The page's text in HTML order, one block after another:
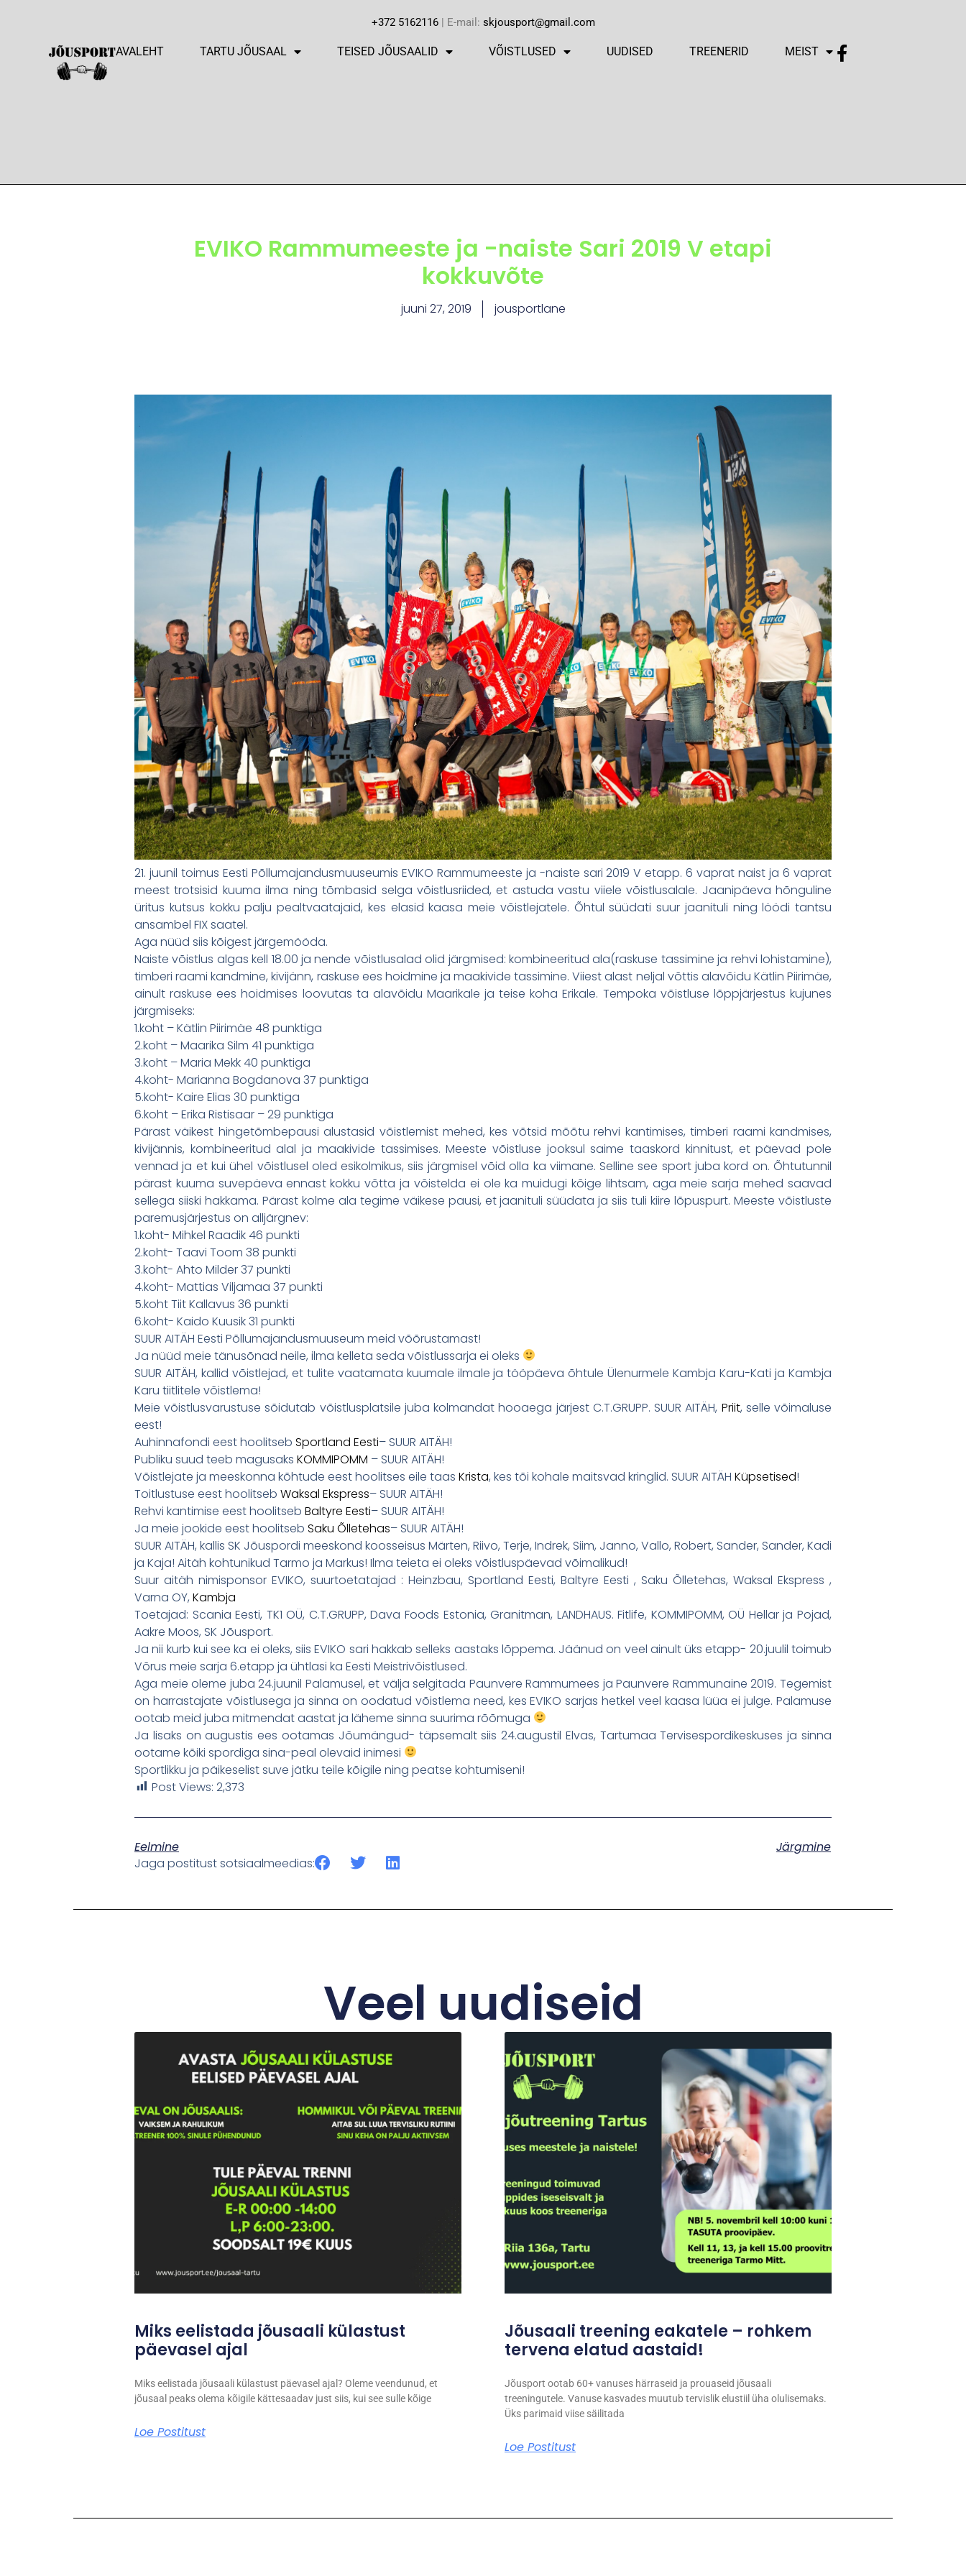
+372 5162116| E-mail: skjousport@gmail.com
AVALEHT TARTU JÕUSAAL TEISED JÕUSAALID VÕISTLUSED UUDISED TREENERID MEIST
EVIKO Rammumeeste ja -naiste Sari 2019 V etapi
kokkuvõte
juuni 27, 2019 jousportlane
21. juunil toimus Eesti Põllumajandusmuuseumis EVIKO Rammumeeste ja -naiste sari 2019 V etapp. 6 vaprat naist ja 6 vaprat
meest trotsisid kuuma ilma ning tõmbasid selga võistlusriided, et astuda vastu viiele võistlusalale. Jaanipäeva hõnguline
üritus kutsus kokku palju pealtvaatajaid, kes elasid kaasa meie võistlejatele. Õhtul süüdati suur jaanituli ning löödi tantsu
ansambel FIX saatel.
Aga nüüd siis kõigest järgemööda.
Naiste võistlus algas kell 18.00 ja nende võistlusalad olid järgmised: kombineeritud ala(raskuse tassimine ja rehvi lohistamine),
timberi raami kandmine, kivijänn, raskuse ees hoidmine ja maakivide tassimine. Viiest alast neljal võttis alavõidu Kätlin Piirimäe,
ainult raskuse ees hoidmises loovutas ta alavõidu Maarikale ja teise koha Erikale. Tempoka võistluse lõppjärjestus kujunes
järgmiseks:
1.koht – Kätlin Piirimäe 48 punktiga
2.koht – Maarika Silm 41 punktiga
3.koht – Maria Mekk 40 punktiga
4.koht- Marianna Bogdanova 37 punktiga
5.koht- Kaire Elias 30 punktiga
6.koht – Erika Ristisaar – 29 punktiga
Pärast väikest hingetõmbepausi alustasid võistlemist mehed, kes võtsid mõõtu rehvi kantimises, timberi raami kandmises,
kivijännis, kombineeritud alal ja maakivide tassimises. Meeste võistluse jooksul saime taaskord kinnitust, et päevad pole
vennad ja et kui ühel võistlusel oled esikolmikus, siis järgmisel võid olla ka viimane. Selline see sport juba kord on. Õhtutunnil
pärast kuuma suvepäeva ennast kokku võtta ja võistelda ei ole ka muidugi kõige lihtsam, aga meie sarja mehed saavad
sellega siiski hakkama. Pärast kolme ala tegime väikese pausi, et jaanituli süüdata ja siis tuli kiire lõpuspurt. Meeste võistluste
paremusjärjestus on alljärgnev:
1.koht- Mihkel Raadik 46 punkti
2.koht- Taavi Toom 38 punkti
3.koht- Ahto Milder 37 punkti
4.koht- Mattias Viljamaa 37 punkti
5.koht Tiit Kallavus 36 punkti
6.koht- Kaido Kuusik 31 punkti
SUUR AITÄH Eesti Põllumajandusmuuseum meid võõrustamast!
Ja nüüd meie tänusõnad neile, ilma kelleta seda võistlussarja ei oleks
SUUR AITÄH, kallid võistlejad, et tulite vaatamata kuumale ilmale ja tööpäeva õhtule Ülenurmele Kambja Karu-Kati ja Kambja
Karu tiitlitele võistlema!
Meie võistlusvarustuse sõidutab võistlusplatsile juba kolmandat hooaega järjest C.T.GRUPP. SUUR AITÄH, Priit, selle võimaluse
eest!
Auhinnafondi eest hoolitseb Sportland Eesti– SUUR AITÄH!
Publiku suud teeb magusaks KOMMIPOMM – SUUR AITÄH!
Võistlejate ja meeskonna kõhtude eest hoolitses eile taas Krista, kes tõi kohale maitsvad kringlid. SUUR AITÄH Küpsetised!
Toitlustuse eest hoolitseb Waksal Ekspress– SUUR AITÄH!
Rehvi kantimise eest hoolitseb Baltyre Eesti– SUUR AITÄH!
Ja meie jookide eest hoolitseb Saku Õlletehas– SUUR AITÄH!
SUUR AITÄH, kallis SK Jõuspordi meeskond koosseisus Märten, Riivo, Terje, Indrek, Siim, Janno, Vallo, Robert, Sander, Sander, Kadi
ja Kaja! Aitäh kohtunikud Tarmo ja Markus! Ilma teieta ei oleks võistluspäevad võimalikud!
Suur aitäh nimisponsor EVIKO, suurtoetatajad : Heinzbau, Sportland Eesti, Baltyre Eesti , Saku Õlletehas, Waksal Ekspress ,
Varna OY, Kambja
Toetajad: Scania Eesti, TK1 OÜ, C.T.GRUPP, Dava Foods Estonia, Granitman, LANDHAUS. Fitlife, KOMMIPOMM, OÜ Hellar ja Pojad,
Aakre Moos, SK Jõusport.
Ja nii kurb kui see ka ei oleks, siis EVIKO sari hakkab selleks aastaks lõppema. Jäänud on veel ainult üks etapp- 20.juulil toimub
Võrus meie sarja 6.etapp ja ühtlasi ka Eesti Meistrivõistlused.
Aga meie oleme juba 24.juunil Palamusel, et välja selgitada Paunvere Rammumees ja Paunvere Rammunaine 2019. Tegemist
on harrastajate võistlusega ja sinna on oodatud võistlema need, kes EVIKO sarjas hetkel veel kaasa lüüa ei julge. Palamuse
ootab meid juba mitmendat aastat ja läheme sinna suurima rõõmuga
Ja lisaks on augustis ees ootamas Jõumängud- täpsemalt siis 24.augustil Elvas, Tartumaa Tervisespordikeskuses ja sinna
ootame kõiki spordiga sina-peal olevaid inimesi
Sportlikku ja päikeselist suve jätku teile kõigile ning peatse kohtumiseni!
Post Views: 2,373
Eelmine
Järgmine
Jaga postitust sotsiaalmeedias:
Veel uudiseid
Miks eelistada jõusaali külastust
päevasel ajal
Miks eelistada jõusaali külastust päevasel ajal? Oleme veendunud, et
jõusaal peaks olema kõigile kättesaadav just siis, kui see sulle kõige
Loe Postitust
Jõusaali treening eakatele – rohkem
tervena elatud aastaid!
Jõusport ootab 60+ vanuses härraseid ja prouaseid jõusaali
treeningutele. Vanuse kasvades muutub tervislik elustiil üha olulisemaks.
Üks parimaid viise säilitada
Loe Postitust